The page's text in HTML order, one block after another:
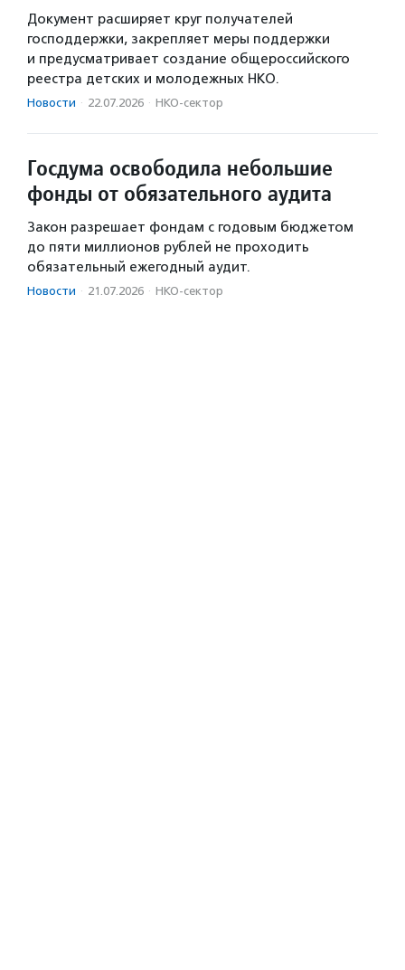
Документ расширяет круг получателей
господдержки, закрепляет меры поддержки
и предусматривает создание общероссийского
реестра детских и молодежных НКО.
Новости · 22.07.2026 · НКО-сектор
Госдума освободила небольшие
фонды от обязательного аудита
Закон разрешает фондам с годовым бюджетом
до пяти миллионов рублей не проходить
обязательный ежегодный аудит.
Новости · 21.07.2026 · НКО-сектор